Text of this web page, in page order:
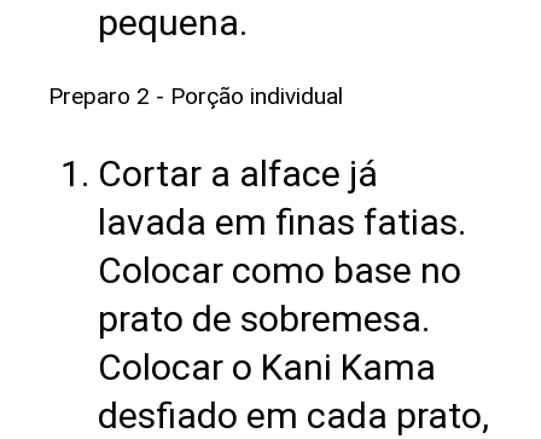
pequena.
Preparo 2 - Porção individual
Cortar a alface já
lavada em finas fatias.
Colocar como base no
prato de sobremesa.
Colocar o Kani Kama
desfiado em cada prato,